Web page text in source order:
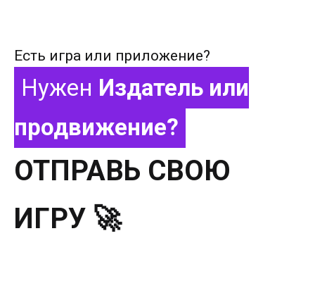
Есть игра или приложение?
Нужен Издатель или
продвижение?
ОТПРАВЬ СВОЮ
ИГРУ 🚀